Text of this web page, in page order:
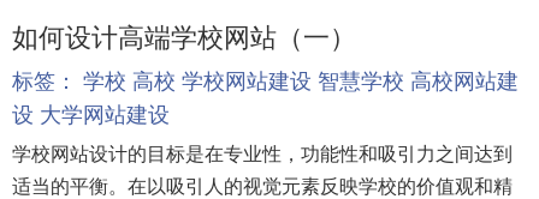
如何设计高端学校网站（一）
标签： 学校 高校 学校网站建设 智慧学校 高校网站建
设 大学网站建设
学校网站设计的目标是在专业性，功能性和吸引力之间达到
适当的平衡。在以吸引人的视觉元素反映学校的价值观和精